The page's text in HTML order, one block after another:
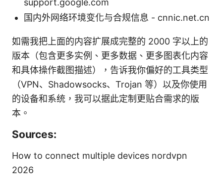
国内外网络环境变化与合规信息 - cnnic.net.cn
如需我把上面的内容扩展成完整的 2000 字以上的
版本（包含更多实例、更多数据、更多图表化内容
和具体操作截图描述），告诉我你偏好的工具类型
（VPN、Shadowsocks、Trojan 等）以及你使用
的设备和系统，我可以据此定制更贴合需求的版
本。
Sources:
How to connect multiple devices nordvpn
2026